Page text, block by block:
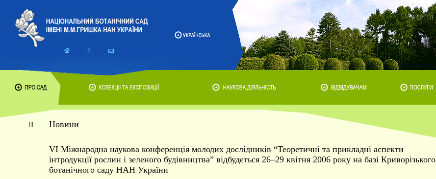
Новини
VІ Міжнародна наукова конференція молодих дослідників “Теоретичні та прикладні аспекти
інтродукції рослин і зеленого будівництва” відбудеться 26–29 квітня 2006 року на базі Криворізького
ботанічного саду НАН України